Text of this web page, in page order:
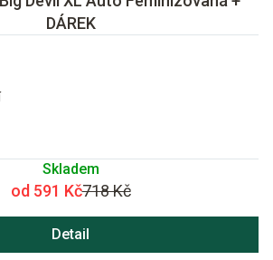
DÁREK
Skladem
od 591 Kč718 Kč
Detail